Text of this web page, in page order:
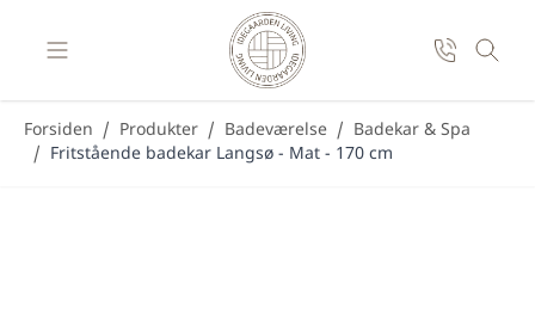
Forsiden / Produkter / Badeværelse / Badekar & Spa
/ Fritstående badekar Langsø - Mat - 170 cm